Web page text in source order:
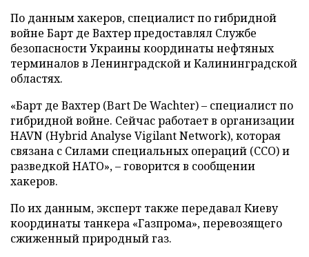
По данным хакеров, специалист по гибридной
войне Барт де Вахтер предоставлял Службе
безопасности Украины координаты нефтяных
терминалов в Ленинградской и Калининградской
областях.
«Барт де Вахтер (Bart De Wachter) – специалист по
гибридной войне. Сейчас работает в организации
HAVN (Hybrid Analyse Vigilant Network), которая
связана с Силами специальных операций (ССО) и
разведкой НАТО», – говорится в сообщении
хакеров.
По их данным, эксперт также передавал Киеву
координаты танкера «Газпрома», перевозящего
сжиженный природный газ.